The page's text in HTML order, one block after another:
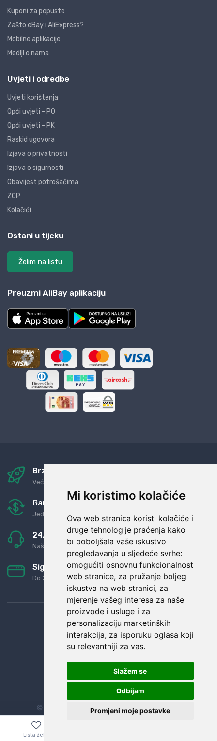
Mi koristimo kolačiće
Ova web stranica koristi kolačiće i
druge tehnologije praćenja kako
bi poboljšala vaše iskustvo
pregledavanja u sljedeće svrhe:
omogućiti osnovnu funkcionalnost
web stranice, za pružanje boljeg
iskustva na web stranici, za
mjerenje vašeg interesa za naše
proizvode i usluge i za
personalizaciju marketinških
interakcija, za isporuku oglasa koji
su relevantniji za vas.
Slažem se
Odbijam
Promjeni moje postavke
Kuponi za popuste
Zašto eBay i AliExpress?
Mobilne aplikacije
Mediji o nama
Uvjeti i odredbe
Uvjeti korištenja
Opći uvjeti - PO
Opći uvjeti - PK
Raskid ugovora
Izjava o privatnosti
Izjava o sigurnosti
Obavijest potrošačima
ZOP
Kolačići
Ostani u tijeku
Želim na listu
Preuzmi AliBay aplikaciju
Brza i sigurna dostava
Već za nekoliko dana kod vas
Garancija u povrat novaca
Jednostavno pravilo: Roba za novac
24/7 odlična podrška
Naši agenti uvijek na raspolaganju
Sigurno obročno plaćanje
Do 24 rata bez kamata
© Sva prava zadržana. Dopi grupa d.o.o.
Lista želja